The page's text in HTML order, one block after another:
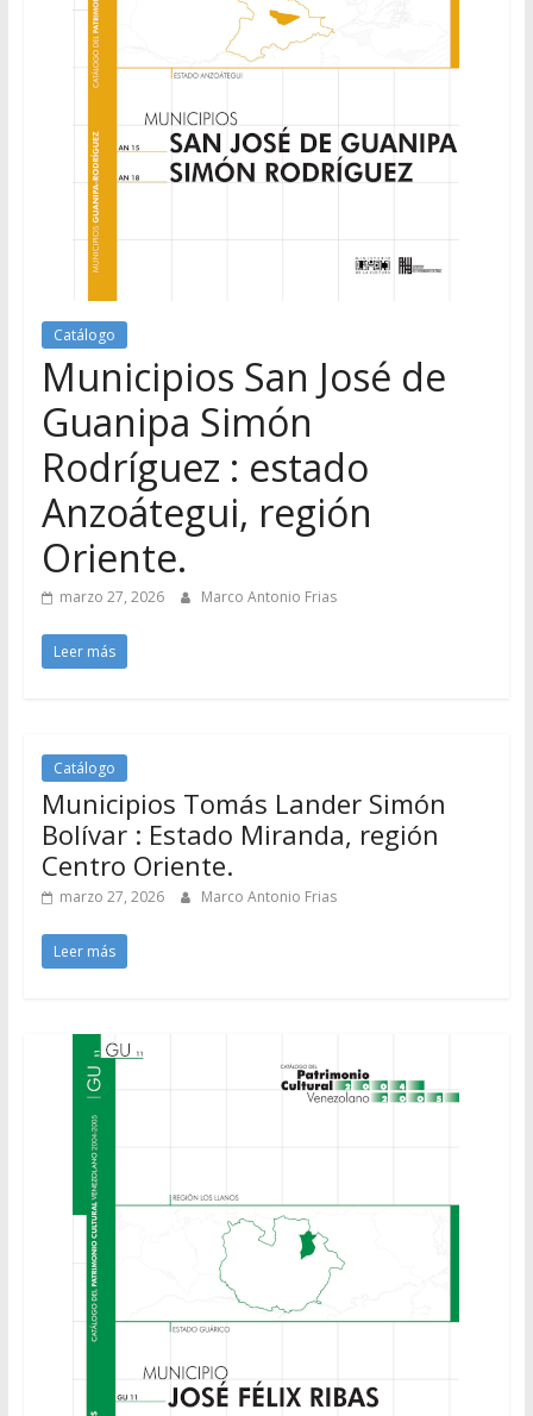
Catálogo
Municipios San José de
Guanipa Simón
Rodríguez : estado
Anzoátegui, región
Oriente.
marzo 27, 2026 Marco Antonio Frias
Leer más
Catálogo
Municipios Tomás Lander Simón
Bolívar : Estado Miranda, región
Centro Oriente.
marzo 27, 2026 Marco Antonio Frias
Leer más